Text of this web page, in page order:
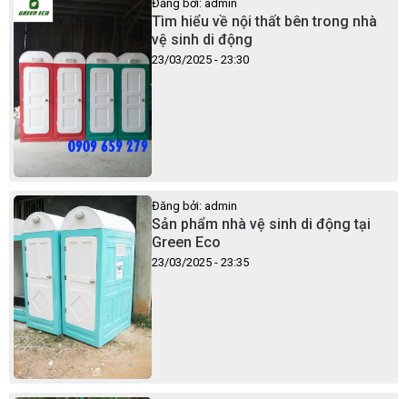
Đăng bởi: admin
Tìm hiểu về nội thất bên trong nhà
vệ sinh di động
23/03/2025 - 23:30
Đăng bởi: admin
Sản phẩm nhà vệ sinh di động tại
Green Eco
23/03/2025 - 23:35